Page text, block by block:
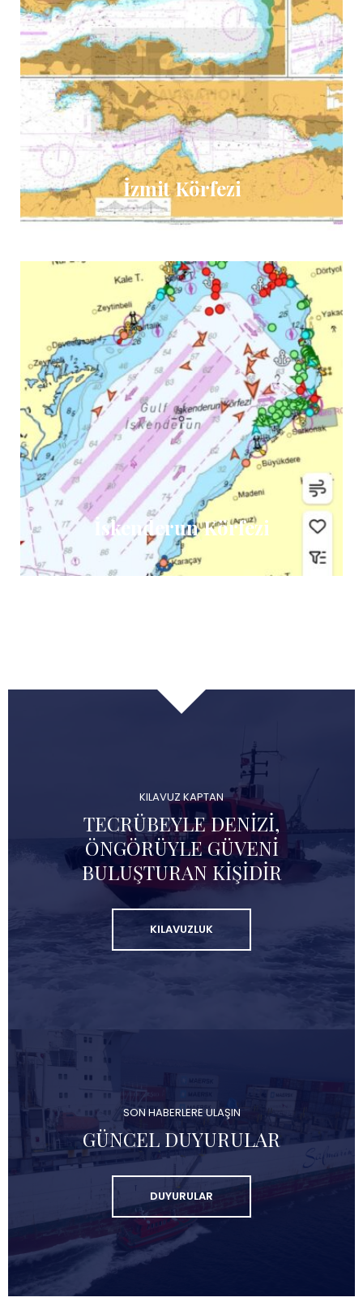
İzmit Körfezi
İskenderun Körfezi
KILAVUZ KAPTAN
TECRÜBEYLE DENIZI,
ÖNGÖRÜYLE GÜVENI
BULUŞTURAN KIŞIDIR
KILAVUZLUK
SON HABERLERE ULAŞIN
GÜNCEL DUYURULAR
DUYURULAR